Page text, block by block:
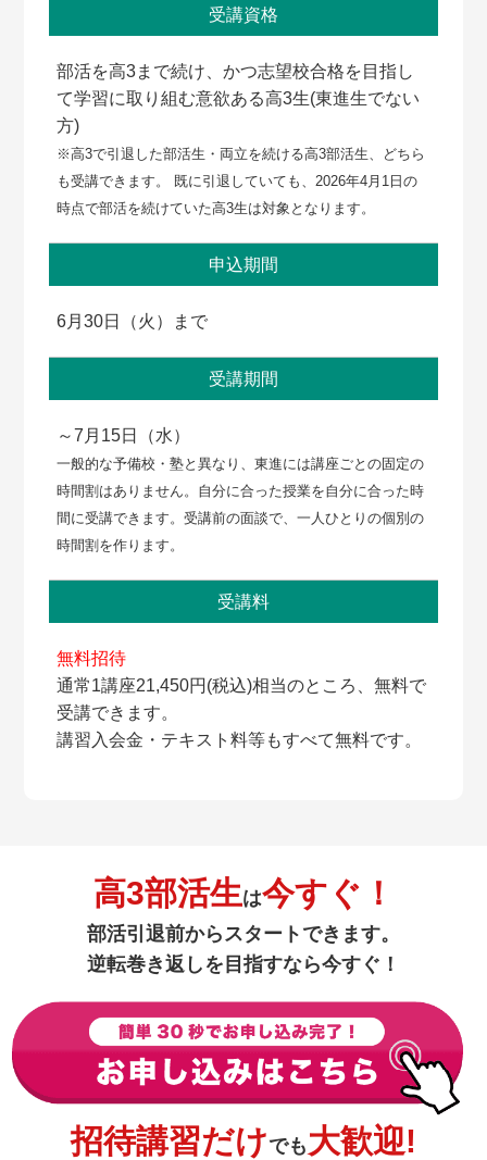
受講資格
部活を高3まで続け、かつ志望校合格を目指し
て学習に取り組む意欲ある高3生(東進生でない
方)
※高3で引退した部活生・両立を続ける高3部活生、どちら
も受講できます。 既に引退していても、2026年4月1日の
時点で部活を続けていた高3生は対象となります。
申込期間
6月30日（火）まで
受講期間
～7月15日（水）
一般的な予備校・塾と異なり、東進には講座ごとの固定の
時間割はありません。自分に合った授業を自分に合った時
間に受講できます。受講前の面談で、一人ひとりの個別の
時間割を作ります。
受講料
無料招待
通常1講座21,450円(税込)相当のところ、無料で
受講できます。
講習入会金・テキスト料等もすべて無料です。
高3部活生は今すぐ！
部活引退前からスタートできます。
逆転巻き返しを目指すなら今すぐ！
招待講習だけでも 大歓迎!